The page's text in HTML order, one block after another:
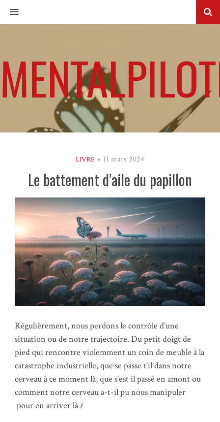
MENU
LIVRE 11 mars 2024
Le battement d’aile du papillon
Régulièrement, nous perdons le contrôle d’une
situation ou de notre trajectoire. Du petit doigt de
pied qui rencontre violemment un coin de meuble à la
catastrophe industrielle, que se passe t’il dans notre
cerveau à ce moment là, que s’est il passé en amont ou
comment notre cerveau a-t-il pu nous manipuler
pour en arriver là ?